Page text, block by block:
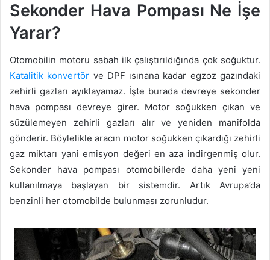
Sekonder Hava Pompası Ne İşe
Yarar?
Otomobilin motoru sabah ilk çalıştırıldığında çok soğuktur.
Katalitik konvertör ve DPF ısınana kadar egzoz gazındaki
zehirli gazları ayıklayamaz. İşte burada devreye sekonder
hava pompası devreye girer. Motor soğukken çıkan ve
süzülemeyen zehirli gazları alır ve yeniden manifolda
gönderir. Böylelikle aracın motor soğukken çıkardığı zehirli
gaz miktarı yani emisyon değeri en aza indirgenmiş olur.
Sekonder hava pompası otomobillerde daha yeni yeni
kullanılmaya başlayan bir sistemdir. Artık Avrupa’da
benzinli her otomobilde bulunması zorunludur.